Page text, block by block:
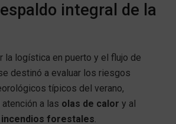
integral de la
la logística en puerto y el flujo de
destinó a evaluar los riesgos
típicos del verano,
a las olas de calor y al
forestales